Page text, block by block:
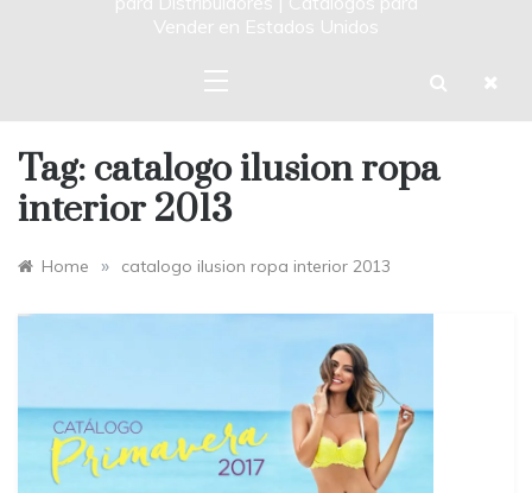
Vender en Estados Unidos
Tag: catalogo ilusion ropa
interior 2013
Home » catalogo ilusion ropa interior 2013